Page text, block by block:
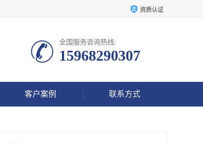
资质认证
全国服务咨询热线:
15968290307
客户案例 联系方式